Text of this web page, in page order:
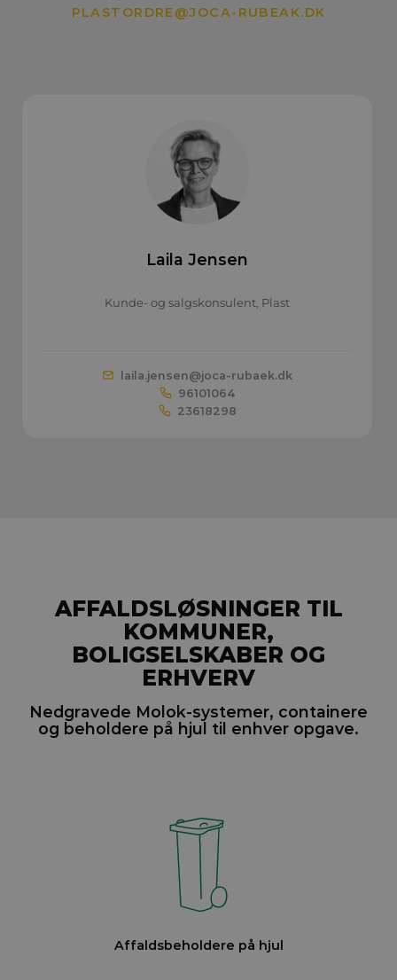
PLASTORDRE@JOCA-RUBEAK.DK
Laila Jensen
Kunde- og salgskonsulent, Plast
laila.jensen@joca-rubaek.dk
96101064
23618298
AFFALDSLØSNINGER TIL
KOMMUNER,
BOLIGSELSKABER OG
ERHVERV
Nedgravede Molok-systemer, containere
og beholdere på hjul til enhver opgave.
Affaldsbeholdere på hjul